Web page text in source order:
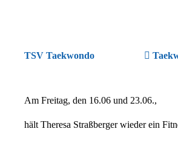
TSV Taekwondo
Am Freitag, den 16.06 und 23.06.,
hält Theresa Straßberger wieder ein